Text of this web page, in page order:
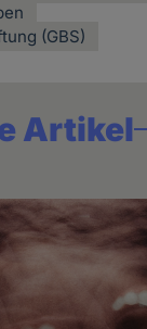
(GBS)
Artikel